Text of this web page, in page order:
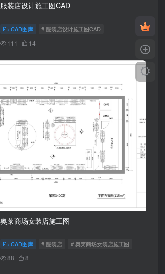
服装店设计施工图CAD
CAD图库 # 服装店设计施工图CAD
111 14
奥莱商场女装店施工图
CAD图库 # 服装店 # 奥莱商场女装店施工图
88 8